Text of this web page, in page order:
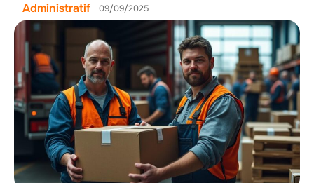
Administratif 09/09/2025